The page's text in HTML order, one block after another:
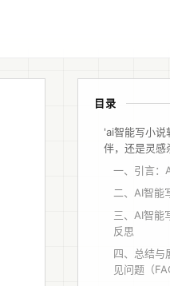
目录
'ai智能写小说
伴，还是灵感
一、引言：
二、AI智能
三、AI智能
反思
四、总结与
见问题（